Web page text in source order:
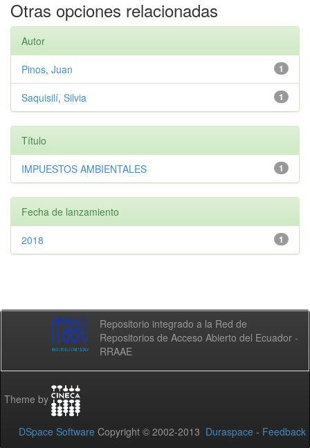
Otras opciones relacionadas
Autor
1
Pinos, Juan
1
Saquisilí, Silvia
Título
1
IMPUESTOS AMBIENTALES
Fecha de lanzamiento
1
2018
Repositorio integrado a la Red de
Repositorios de Acceso Abierto del Ecuador -
RRAAE
Theme by
DSpace Software Copyright © 2002-2013 Duraspace - Feedback